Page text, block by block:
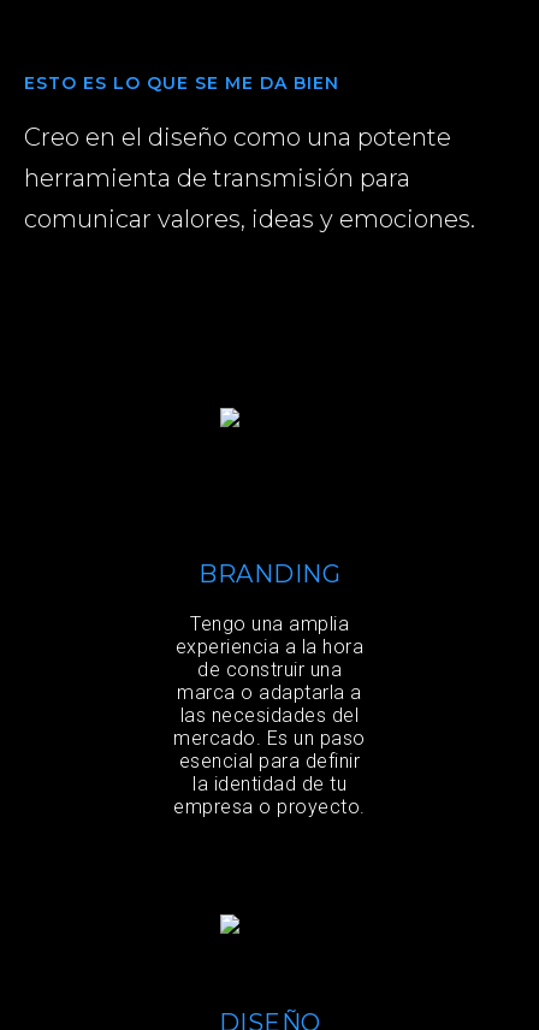
ESTO ES LO QUE SE ME DA BIEN
Creo en el diseño como una potente
herramienta de transmisión para
comunicar valores, ideas y emociones.
BRANDING
Tengo una amplia
experiencia a la hora
de construir una
marca o adaptarla a
las necesidades del
mercado. Es un paso
esencial para definir
la identidad de tu
empresa o proyecto.
DISEÑO